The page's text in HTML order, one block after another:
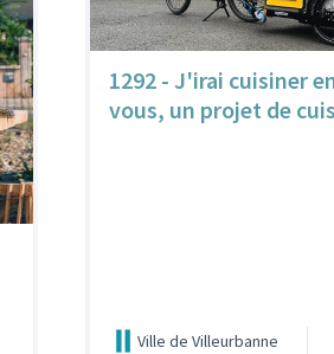
1292 - J'irai cuisiner
vous, un projet de
Ville de Villeurbanne